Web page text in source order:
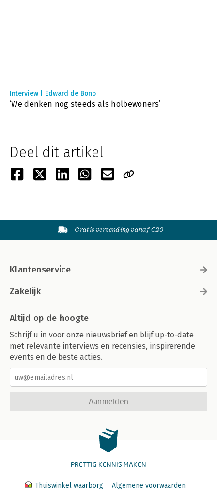
Interview | Edward de Bono
‘We denken nog steeds als holbewoners’
Deel dit artikel
Gratis verzending vanaf €20
Klantenservice
Zakelijk
Altijd op de hoogte
Schrijf u in voor onze nieuwsbrief en blijf up-to-date
met relevante interviews en recensies, inspirerende
events en de beste acties.
Aanmelden
PRETTIG KENNIS MAKEN
Thuiswinkel waarborg
Algemene voorwaarden